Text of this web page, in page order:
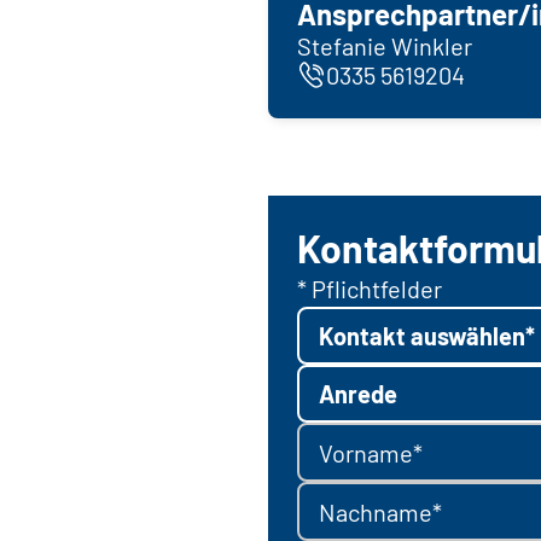
Ansprechpartner/
Stefanie Winkler
0335 5619204
* Pflichtfelder
Kontakt auswählen*
Anrede
Vorname*
Nachname*